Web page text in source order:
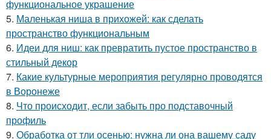
функциональное украшение
5. Маленькая ниша в прихожей: как сделать
пространство функциональным
6. Идеи для ниш: как превратить пустое пространство в
стильный декор
7. Какие культурные мероприятия регулярно проводятся
в Воронеже
8. Что происходит, если забыть про подставочный
профиль
9. Обработка от тли осенью: нужна ли она вашему саду